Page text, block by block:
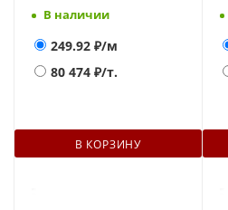
В наличии
249.92 ₽/м
80 474 ₽/т.
В КОРЗИНУ